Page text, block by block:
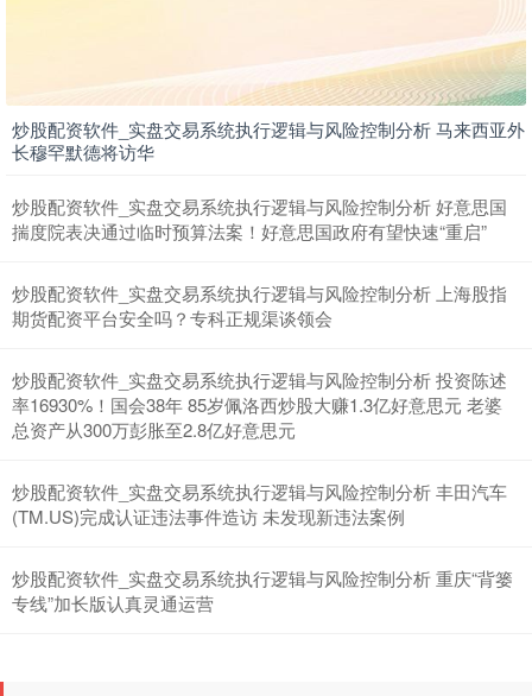
+3.42 +0.30%
创业板指 3515.56 -19.58
基金指数 7229.80 -1.63 -0.02%
炒股配资软件_实盘交易系统执行逻辑与风险控制分析 马来西亚外
长穆罕默德将访华
炒股配资软件_实盘交易系统执行逻辑与风险控制分析 好意思国
揣度院表决通过临时预算法案！好意思国政府有望快速“重启”
炒股配资软件_实盘交易系统执行逻辑与风险控制分析 上海股指
期货配资平台安全吗？专科正规渠谈领会
炒股配资软件_实盘交易系统执行逻辑与风险控制分析 投资陈述
率16930%！国会38年 85岁佩洛西炒股大赚1.3亿好意思元 老婆
总资产从300万彭胀至2.8亿好意思元
炒股配资软件_实盘交易系统执行逻辑与风险控制分析 丰田汽车
(TM.US)完成认证违法事件造访 未发现新违法案例
炒股配资软件_实盘交易系统执行逻辑与风险控制分析 重庆“背篓
专线”加长版认真灵通运营